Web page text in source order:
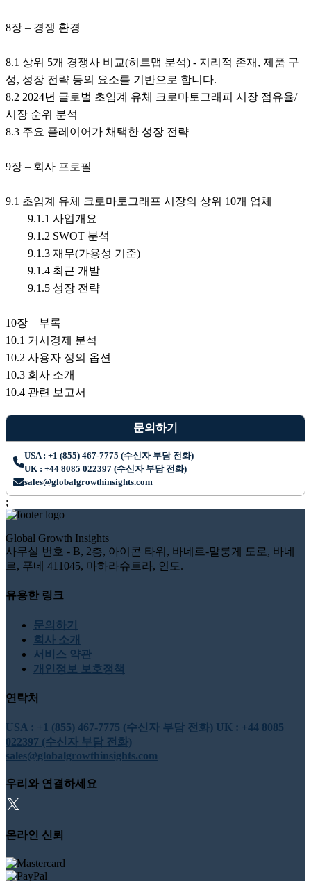
8장 – 경쟁 환경
8.1 상위 5개 경쟁사 비교(히트맵 분석) - 지리적 존재, 제품 구
성, 성장 전략 등의 요소를 기반으로 합니다.
8.2 2024년 글로벌 초임계 유체 크로마토그래피 시장 점유율/
시장 순위 분석
8.3 주요 플레이어가 채택한 성장 전략
9장 – 회사 프로필
9.1 초임계 유체 크로마토그래프 시장의 상위 10개 업체
9.1.1 사업개요
9.1.2 SWOT 분석
9.1.3 재무(가용성 기준)
9.1.4 최근 개발
9.1.5 성장 전략
10장 – 부록
10.1 거시경제 분석
10.2 사용자 정의 옵션
10.3 회사 소개
10.4 관련 보고서
문의하기
USA : +1 (855) 467-7775 (수신자 부담 전화)
UK : +44 8085 022397 (수신자 부담 전화)
sales@globalgrowthinsights.com
;
Global Growth Insights
사무실 번호 - B, 2층, 아이콘 타워, 바네르-말룽게 도로, 바네
르, 푸네 411045, 마하라슈트라, 인도.
유용한 링크
문의하기
회사 소개
서비스 약관
개인정보 보호정책
연락처
USA : +1 (855) 467-7775 (수신자 부담 전화) UK : +44 8085
022397 (수신자 부담 전화)
sales@globalgrowthinsights.com
우리와 연결하세요
온라인 신뢰